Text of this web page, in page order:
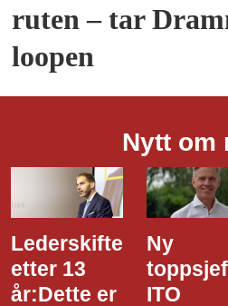
ruten – tar
loopen
Nytt om
Lederskifte
etter 13
år:Dette er
Ny
ITO